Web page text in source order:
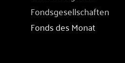
Fondsgesellschaften
Fonds des Monat